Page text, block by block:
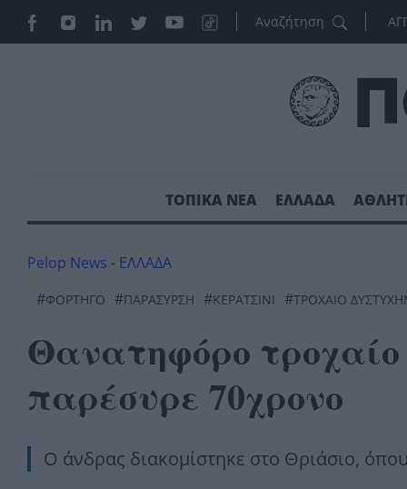
ΤΟΠΙΚΑ ΝΕΑ ΕΛΛΑΔΑ
Pelop News - ΕΛΛΑΔΑ
#ΦΟΡΤΗΓΟ #ΠΑΡΑΣΥΡΣΗ #ΚΕΡΑΤΣΙΝΙ #ΤΡΟΧΑΊΟ
Θανατηφόρο
παρέσυρε 70χρονο
Ο άνδρας διακομίστηκε στο Θριάσιο,